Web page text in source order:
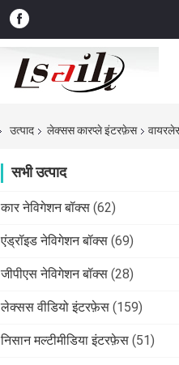
उत्पाद लेक्सस कारप्ले इंटरफ़ेस
सभी उत्पाद
कार नेविगेशन बॉक्स (62)
एंड्रॉइड नेविगेशन बॉक्स (69)
जीपीएस नेविगेशन बॉक्स (28)
लेक्सस वीडियो इंटरफ़ेस (159)
निसान मल्टीमीडिया इंटरफ़ेस (51)